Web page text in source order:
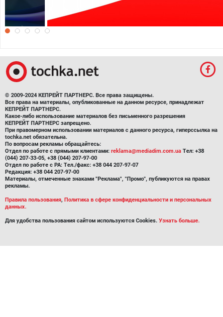
Новый год 2017
© 2009-2024 КЕПРЕЙТ ПАРТНЕРС. Все права защищены.
Все права на материалы, опубликованные на данном ресурсе, принадлежат
КЕПРЕЙТ ПАРТНЕРС.
Какое-либо использование материалов без письменного разрешения
КЕПРЕЙТ ПАРТНЕРС запрещено.
При правомерном использовании материалов с данного ресурса, гиперссылка на
tochka.net обязательна.
По вопросам рекламы обращайтесь:
Отдел по работе с прямыми клиентами: reklama@mediadim.com.ua Тел: +38
(044) 207-33-05, +38 (044) 207-97-00
Отдел по работе с РА: Тел./факс: +38 044 207-97-07
Редакция: +38 044 207-97-00
Материалы, отмеченные знаками "Реклама", "Промо", публикуются на правах
рекламы.
Правила пользования, Политика в сфере конфиденциальности и персональных
данных.
Для удобства пользования сайтом используются Cookies. Узнать больше.